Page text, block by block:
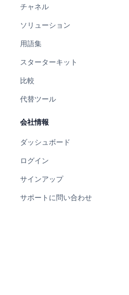
チャネル
ソリューション
用語集
スターターキット
比較
代替ツール
会社情報
ダッシュボード
ログイン
サインアップ
サポートに問い合わせ